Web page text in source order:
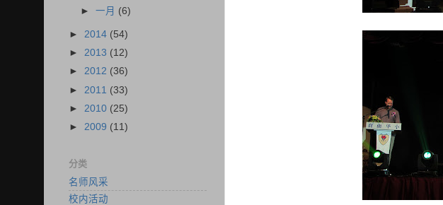
►一月 (6)
► 2014 (54)
► 2013 (12)
► 2012 (36)
► 2011 (33)
► 2010 (25)
► 2009 (11)
分类
名师风采
校内活动